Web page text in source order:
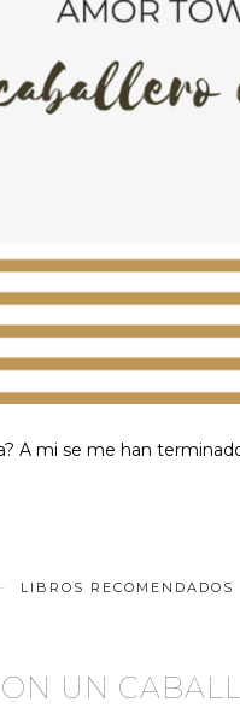
A mi se me han
LIBROS RECOMENDADOS
UN